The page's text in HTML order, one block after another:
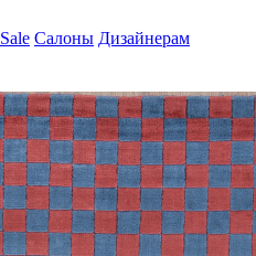
Sale Салоны Дизайнерам